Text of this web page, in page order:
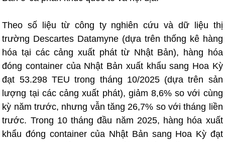
Theo số liệu từ công ty nghiên cứu và dữ liệu thị
trường Descartes Datamyne (dựa trên thống kê hàng
hóa tại các cảng xuất phát từ Nhật Bản), hàng hóa
đóng container của Nhật Bản xuất khẩu sang Hoa Kỳ
đạt 53.298 TEU trong tháng 10/2025 (dựa trên sản
lượng tại các cảng xuất phát), giảm 8,6% so với cùng
kỳ năm trước, nhưng vẫn tăng 26,7% so với tháng liền
trước. Trong 10 tháng đầu năm 2025, hàng hóa xuất
khẩu đóng container của Nhật Bản sang Hoa Kỳ đạt